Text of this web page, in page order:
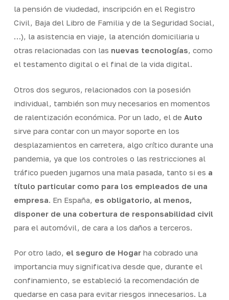
la pensión de viudedad, inscripción en el Registro
Civil, Baja del Libro de Familia y de la Seguridad Social,
…), la asistencia en viaje, la atención domiciliaria u
otras relacionadas con las nuevas tecnologías, como
el testamento digital o el final de la vida digital.
Otros dos seguros, relacionados con la posesión
individual, también son muy necesarios en momentos
de ralentización económica. Por un lado, el de Auto
sirve para contar con un mayor soporte en los
desplazamientos en carretera, algo crítico durante una
pandemia, ya que los controles o las restricciones al
tráfico pueden jugarnos una mala pasada, tanto si es a
título particular como para los empleados de una
empresa . En España, es obligatorio, al menos,
disponer de una cobertura de responsabilidad civil
para el automóvil, de cara a los daños a terceros.
Por otro lado, el seguro de Hogarha cobrado una
importancia muy significativa desde que, durante el
confinamiento, se estableció la recomendación de
quedarse en casa para evitar riesgos innecesarios. La